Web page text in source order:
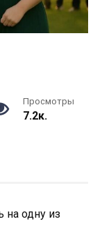
Просмотры
7.2к.
на одну из